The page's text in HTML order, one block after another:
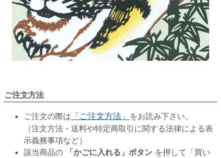
ご注文方法
ご注文の際は 「ご注文方法」 をお読み下さい。
（注文方法・送料や特定商取引に関する法律による表
示義務事項など）
該当商品の
「かごに入れる」ボタン を押して「買い